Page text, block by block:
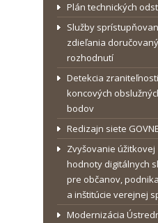
Plán technických
Služby
zdieľania
rozhodnutí
Detekcia zraniteľnosti
koncových
bodov
Redizajn siete
Zvyšovanie úžitkovej
hodnoty digitálnych
pre občanov,
a inštitúcie verejnej
Modernizácia